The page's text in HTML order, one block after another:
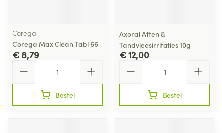
Corega
Corega Max Clean Tabl 66
€ 8,79
Bestel
Axoral Aften &
Tandvleesirritaties 10g
€ 12,00
Bestel